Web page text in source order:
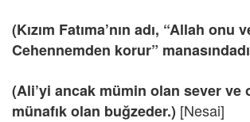
(Kızım Fatıma’nın adı, “Allah onu
Cehennemden korur”
(Ali’yi ancak mümin olan sever ve
münafık olan buğzeder.) [Nesai]